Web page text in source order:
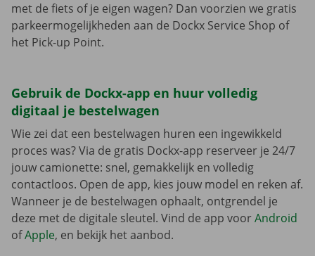
met de fiets of je eigen wagen? Dan voorzien we gratis
parkeermogelijkheden aan de Dockx Service Shop of
het Pick-up Point.
Gebruik de Dockx-app en huur volledig
digitaal je bestelwagen
Wie zei dat een bestelwagen huren een ingewikkeld
proces was? Via de gratis Dockx-app reserveer je 24/7
jouw camionette: snel, gemakkelijk en volledig
contactloos. Open de app, kies jouw model en reken af.
Wanneer je de bestelwagen ophaalt, ontgrendel je
deze met de digitale sleutel. Vind de app voorAndroid
ofApple, en bekijk het aanbod.